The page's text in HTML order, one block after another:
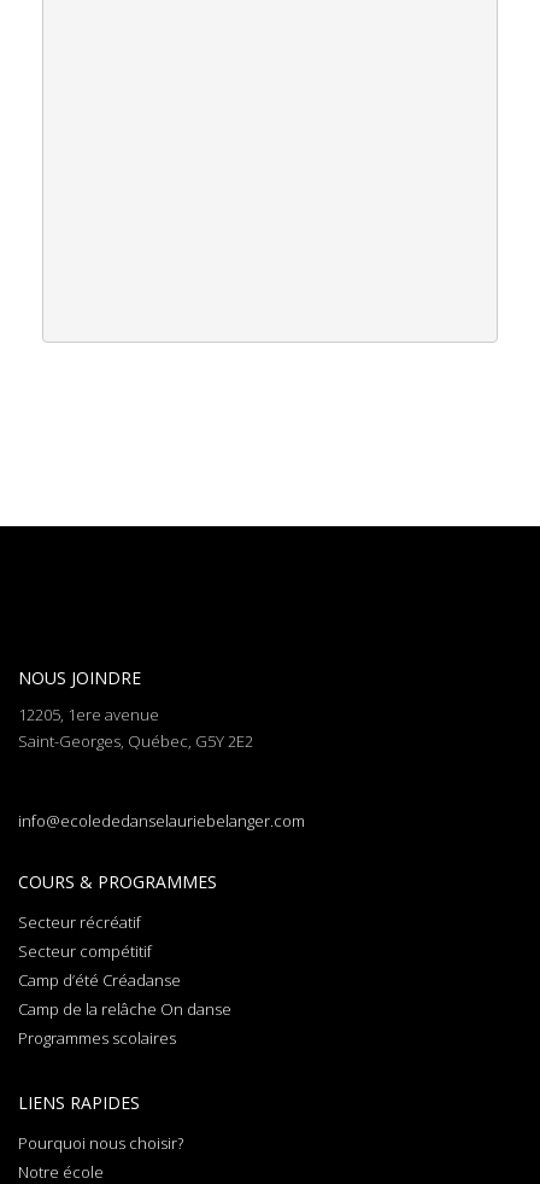
NOUS JOINDRE
12205, 1ere avenue
Saint-Georges, Québec, G5Y 2E2
info@ecolededanselauriebelanger.com
COURS & PROGRAMMES
Secteur récréatif
Secteur compétitif
Camp d’été Créadanse
Camp de la relâche On danse
Programmes scolaires
LIENS RAPIDES
Pourquoi nous choisir?
Notre école